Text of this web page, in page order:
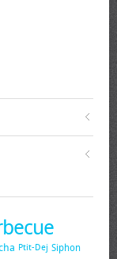
Ptit-Dej Siphon